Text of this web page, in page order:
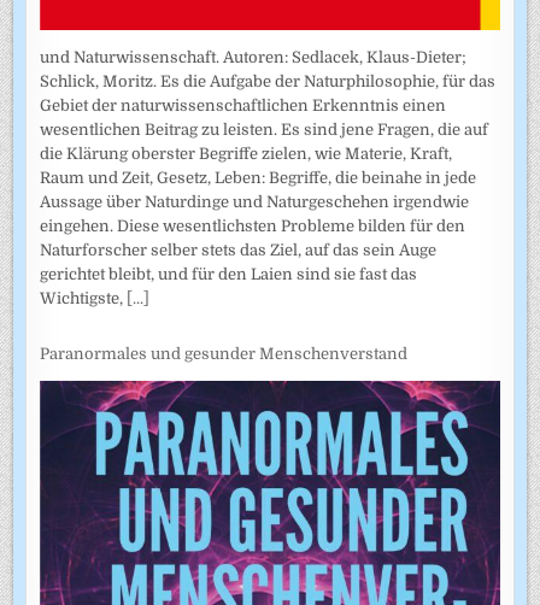
und Naturwissenschaft. Autoren: Sedlacek, Klaus-Dieter;
Schlick, Moritz. Es die Aufgabe der Naturphilosophie, für das
Gebiet der naturwissenschaftlichen Erkenntnis einen
wesentlichen Beitrag zu leisten. Es sind jene Fragen, die auf
die Klärung oberster Begriffe zielen, wie Materie, Kraft,
Raum und Zeit, Gesetz, Leben: Begriffe, die beinahe in jede
Aussage über Naturdinge und Naturgeschehen irgendwie
eingehen. Diese wesentlichsten Probleme bilden für den
Naturforscher selber stets das Ziel, auf das sein Auge
gerichtet bleibt, und für den Laien sind sie fast das
Wichtigste, [...]
Paranormales und gesunder Menschenverstand